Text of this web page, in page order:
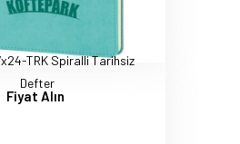
TRK Spiralli Tarihsiz
Defter
Fiyat Alın